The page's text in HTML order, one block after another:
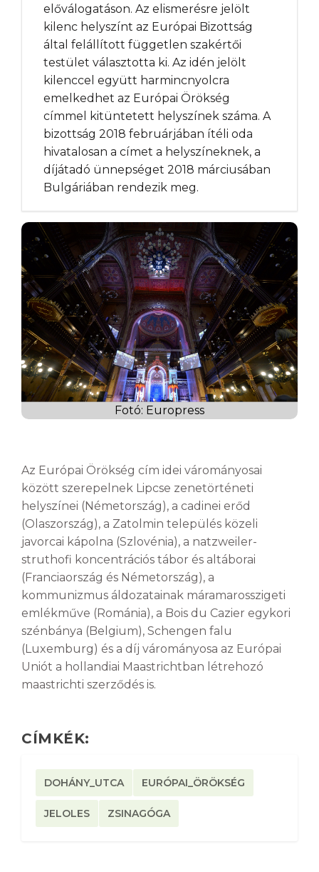
előválogatáson. Az elismerésre jelölt
kilenc helyszínt az Európai Bizottság
által felállított független szakértői
testület választotta ki. Az idén jelölt
kilenccel együtt harmincnyolcra
emelkedhet az Európai Örökség
címmel kitüntetett helyszínek száma. A
bizottság 2018 februárjában ítéli oda
hivatalosan a címet a helyszíneknek, a
díjátadó ünnepséget 2018 márciusában
Bulgáriában rendezik meg.
Fotó: Europress
Az Európai Örökség cím idei várományosai
között szerepelnek Lipcse zenetörténeti
helyszínei (Németország), a cadinei erőd
(Olaszország), a Zatolmin település közeli
javorcai kápolna (Szlovénia), a natzweiler-
struthofi koncentrációs tábor és altáborai
(Franciaország és Németország), a
kommunizmus áldozatainak máramarosszigeti
emlékműve (Románia), a Bois du Cazier egykori
szénbánya (Belgium), Schengen falu
(Luxemburg) és a díj várományosa az Európai
Uniót a hollandiai Maastrichtban létrehozó
maastrichti szerződés is.
CÍMKÉK:
DOHÁNY_UTCA EURÓPAI_ÖRÖKSÉG
JELOLES ZSINAGÓGA